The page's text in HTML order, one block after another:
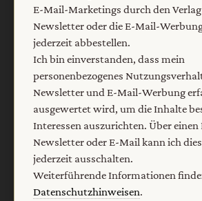
Barrierefreiheit
Vertrag widerrufen Abo
E-Mail-Marketings durch den
Newsletter oder die E-Mail-
jederzeit abbestellen.
Ich bin einverstanden, dass mein
personenbezogenes
Newsletter und E-Mail-Werbung
ausgewertet wird, um die Inhalte
Interessen auszurichten. Über einen
Newsletter oder E-Mail kann ich
jederzeit ausschalten.
Weiterführende Informationen
Datenschutzhinweisen.